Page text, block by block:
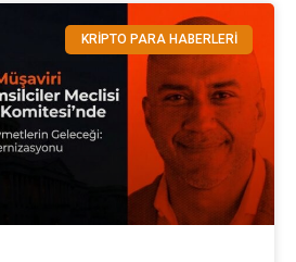
KRİPTO PARA HABERLERİ